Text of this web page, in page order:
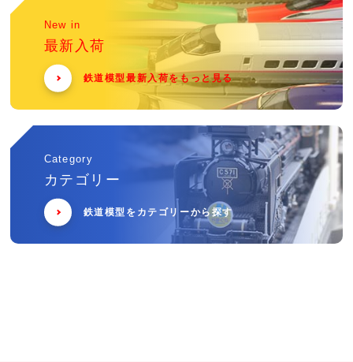
New in
最新入荷
鉄道模型最新入荷をもっと見る
Category
カテゴリー
鉄道模型をカテゴリーから探す